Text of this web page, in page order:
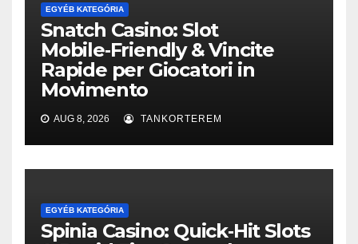
EGYÉB KATEGÓRIA
Snatch Casino: Slot
Mobile‑Friendly & Vincite
Rapide per Giocatori in
Movimento
AUG 8, 2026 TANKORTEREM
EGYÉB KATEGÓRIA
Spinia Casino: Quick‑Hit Slots